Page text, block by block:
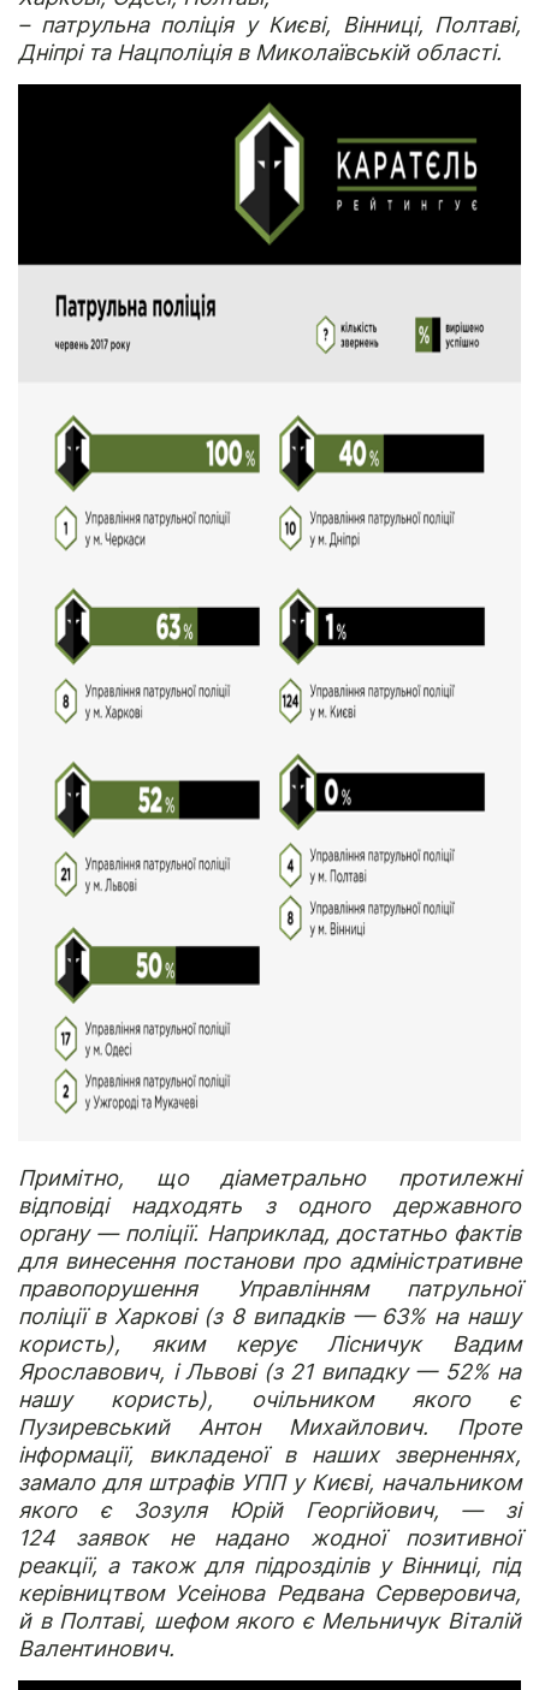
– патрульна поліція у Києві, Вінниці, Полтаві,
Дніпрі та Нацполіція в Миколаївській області.
Примітно, що діаметрально протилежні
відповіді надходять з одного державного
органу — поліції. Наприклад, достатньо фактів
для винесення постанови про адміністративне
правопорушення Управлінням патрульної
поліції в Харкові (з 8 випадків — 63% на нашу
користь), яким керує Лісничук Вадим
Ярославович, і Львові (з 21 випадку — 52% на
нашу користь), очільником якого є
Пузиревський Антон Михайлович. Проте
інформації, викладеної в наших зверненнях,
замало для штрафів УПП у Києві, начальником
якого є Зозуля Юрій Георгійович, — зі
124 заявок не надано жодної позитивної
реакції, а також для підрозділів у Вінниці, під
керівництвом Усеінова Редвана Серверовича,
й в Полтаві, шефом якого є Мельничук Віталій
Валентинович.